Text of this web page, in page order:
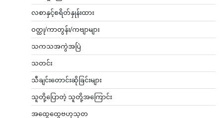
လစာနှင့်စရိတ်နှုန်းထား
ဝတ္ထု/ကာတွန်း/ကဗျာများ
သကသအကွဲအပြဲ
သတင်း
သီချင်းတောင်းဆိုခြင်းများ
သူတို့ပြောတဲ့ သူတို့အကြောင်း
အထွေထွေဗဟုသုတ